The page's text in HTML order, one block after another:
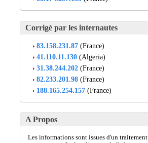
Corrigé par les internautes
83.158.231.87 (France)
41.110.11.130 (Algeria)
31.38.244.202 (France)
82.233.201.98 (France)
188.165.254.157 (France)
A Propos
Les informations sont issues d'un traitement